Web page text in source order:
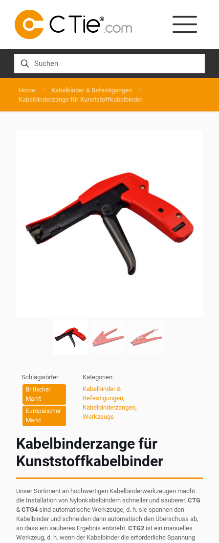
Home
Kabelbinder & Befestigungen
Kabelbinderzange für Kunststoffkabelbinder
Schlagwörter:
Britischer
Markt
Europäischer
Markt
Kategorien:
Kabelbinder &
Befestigungen,
Kabelbinderzangen,
Werkzeuge
Kabelbinderzange für
Kunststoffkabelbinder
Unser Sortiment an hochwertigen Kabelbinderwerkzeugen macht
die Installation von Nylonkabelbindern schneller und sauberer. CTG
& CTG4 sind automatische Werkzeuge, d. h. sie spannen den
Kabelbinder und schneiden dann automatisch den Überschuss ab,
so dass ein sauberes Ergebnis entsteht. CTG2 ist ein manuelles
Werkzeug, d. h. wenn der Kabelbinder die erforderliche Spannung